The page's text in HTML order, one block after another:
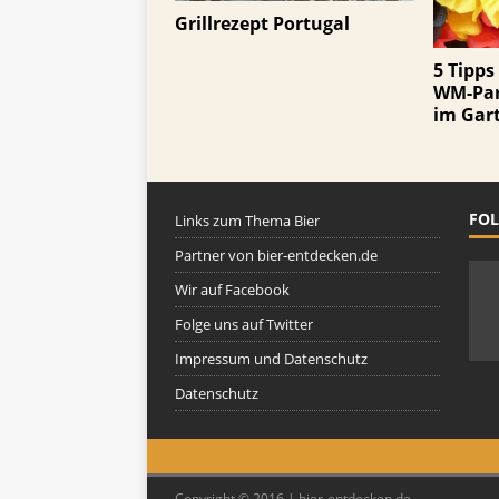
Grillrezept Portugal
5
WM-
im
Links zum Thema Bier
Partner von bier-entdecken.de
Wir auf Facebook
Folge uns auf Twitter
Impressum und Datenschutz
Datenschutz